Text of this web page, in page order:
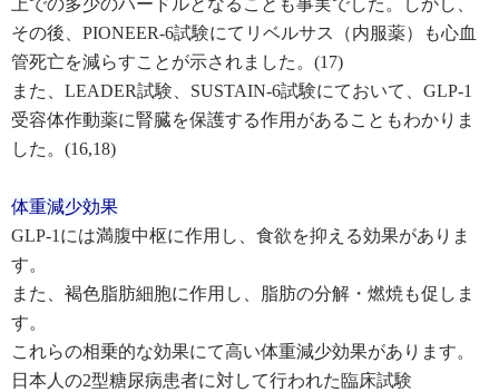
上での多少のハードルとなることも事実でした。しかし、
その後、PIONEER-6試験にてリベルサス（内服薬）も心血
管死亡を減らすことが示されました。(17)
また、LEADER試験、SUSTAIN-6試験にておいて、GLP-1
受容体作動薬に腎臓を保護する作用があることもわかりま
した。(16,18)
体重減少効果
GLP-1には満腹中枢に作用し、食欲を抑える効果がありま
す。
また、褐色脂肪細胞に作用し、脂肪の分解・燃焼も促しま
す。
これらの相乗的な効果にて高い体重減少効果があります。
日本人の2型糖尿病患者に対して行われた臨床試験